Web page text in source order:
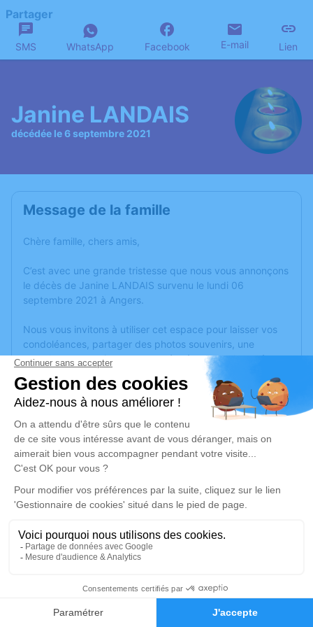
Faire-part Hommages
Partager
SMS WhatsApp Facebook E-mail Lien
Janine LANDAIS
décédée le 6 septembre 2021
Message de la famille
Chère famille, chers amis,
C’est avec une grande tristesse que nous vous annonçons
le décès de Janine LANDAIS survenu le lundi 06
septembre 2021 à Angers.
Nous vous invitons à utiliser cet espace pour laisser vos
condoléances, partager des photos souvenirs, une
anecdote ou exprimer vos pensées à travers des poèmes
ou des textes. Cet endroit est un lieu d'expression dédié à
honorer la mémoire de Janine LANDAIS.
Un service de plantation d’arbre hommage estdisponible
jeudi 09 septembre 2021 à 10h00
Eglise Saint-Léonard d'Angers
49000 Angers
Je rends hommage